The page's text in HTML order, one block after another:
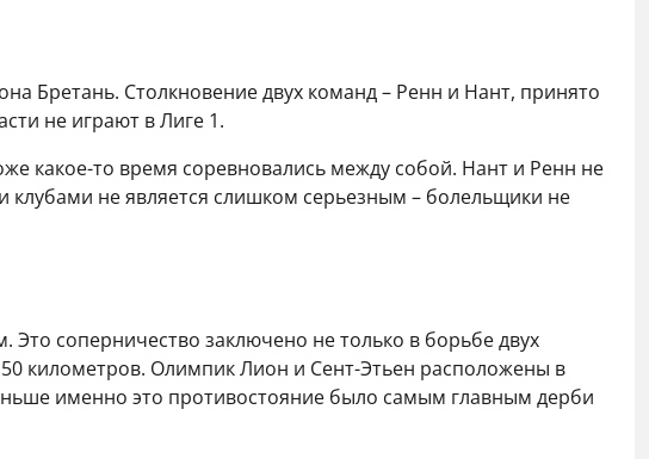
Бретань. Столкновение двух команд – Ренн и Нант, принято
не играют в Лиге 1.
какое-то время соревновались между собой. Нант и Ренн не
клубами не является слишком серьезным – болельщики не
соперничество заключено не только в борьбе двух
километров. Олимпик Лион и Сент-Этьен расположены в
именно это противостояние было самым главным дерби